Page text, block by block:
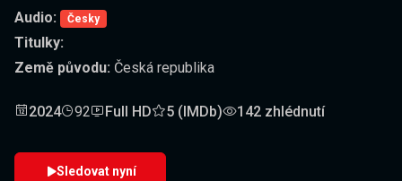
Audio:
Česky
Titulky:
Země původu: Česká republika
2024 92 Full HD 5 (IMDb) 142 zhlédnutí
Sledovat nyní